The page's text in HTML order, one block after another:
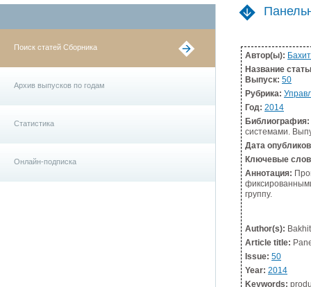
Поиск статей Сборника
Архив выпусков по годам
Статистика
Онлайн-подписка
Автор(ы):
Название
Выпуск: 50
Рубрика:
Год: 2014
Библиография:
системами.
Дата
Ключевые
Аннотация:
группу.
Author(s):
Article title:
Issue: 50
Year: 2014
Keywords: